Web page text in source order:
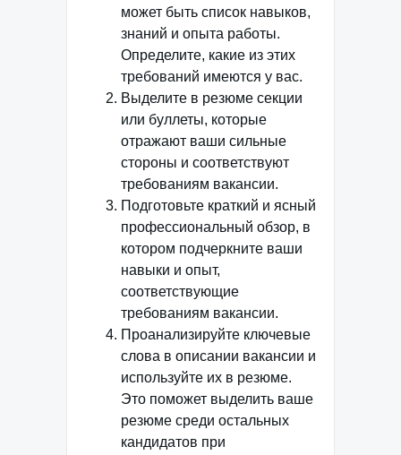
может быть список навыков,
знаний и опыта работы.
Определите, какие из этих
требований имеются у вас.
Выделите в резюме секции
или буллеты, которые
отражают ваши сильные
стороны и соответствуют
требованиям вакансии.
Подготовьте краткий и ясный
профессиональный обзор, в
котором подчеркните ваши
навыки и опыт,
соответствующие
требованиям вакансии.
Проанализируйте ключевые
слова в описании вакансии и
используйте их в резюме.
Это поможет выделить ваше
резюме среди остальных
кандидатов при